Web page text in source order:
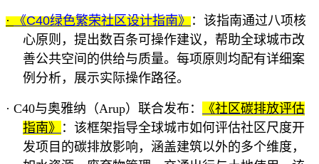
· 《C40绿色繁荣社区设计指南》：该指南通过八项核
心原则，提出数百条可操作建议，帮助全球城市改
善公共空间的供给与质量。每项原则均配有详细案
例分析，展示实际操作路径。
· C40与奥雅纳（Arup）联合发布：
《社区碳排放评估
指南》 ：该框架指导全球城市如何评估社区尺度开
发项目的碳排放影响，涵盖建筑以外的多个维度，